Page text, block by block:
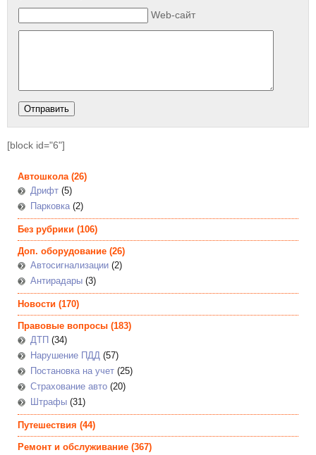
Web-сайт
[block id="6"]
Автошкола(26)
Дрифт (5)
Парковка(2)
Без рубрики (106)
Доп. оборудование (26)
Автосигнализации (2)
Антирадары (3)
Новости (170)
Правовые вопросы (183)
ДТП (34)
Нарушение ПДД (57)
Постановка на учет (25)
Страхование авто (20)
Штрафы (31)
Путешествия (44)
Ремонт и обслуживание (367)